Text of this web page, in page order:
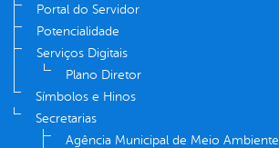
Portal do Servidor
Potencialidade
Serviços Digitais
Plano Diretor
Símbolos e Hinos
Secretarias
Agência Municipal de Meio Ambiente